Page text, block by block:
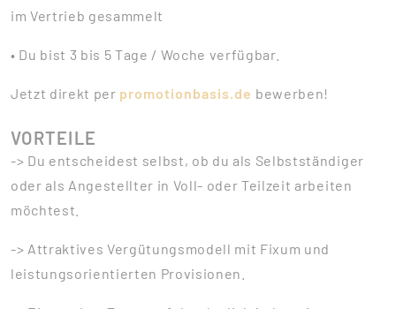
im Vertrieb gesammelt
• Du bist 3 bis 5 Tage / Woche verfügbar.
Jetzt direkt per promotionbasis.de bewerben!
VORTEILE
-> Du entscheidest selbst, ob du als Selbstständiger
oder als Angestellter in Voll- oder Teilzeit arbeiten
möchtest.
-> Attraktives Vergütungsmodell mit Fixum und
leistungsorientierten Provisionen.